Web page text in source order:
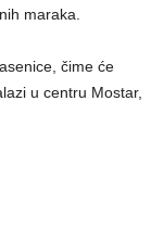
maraka.
čime će
u centru Mostar,